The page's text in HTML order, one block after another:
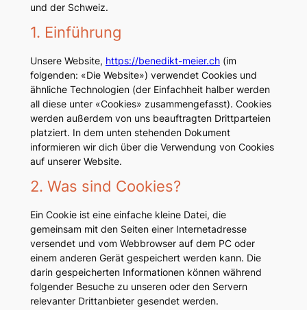
und der Schweiz.
1. Einführung
Unsere Website, https://benedikt-meier.ch(im
folgenden: «Die Website») verwendet Cookies und
ähnliche Technologien (der Einfachheit halber werden
all diese unter «Cookies» zusammengefasst). Cookies
werden außerdem von uns beauftragten Drittparteien
platziert. In dem unten stehenden Dokument
informieren wir dich über die Verwendung von Cookies
auf unserer Website.
2. Was sind Cookies?
Ein Cookie ist eine einfache kleine Datei, die
gemeinsam mit den Seiten einer Internetadresse
versendet und vom Webbrowser auf dem PC oder
einem anderen Gerät gespeichert werden kann. Die
darin gespeicherten Informationen können während
folgender Besuche zu unseren oder den Servern
relevanter Drittanbieter gesendet werden.